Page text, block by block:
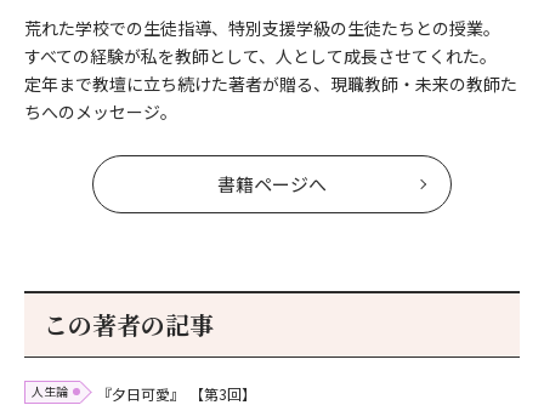
荒れた学校での生徒指導、特別支援学級の生徒たちとの授業。
すべての経験が私を教師として、人として成長させてくれた。
定年まで教壇に立ち続けた著者が贈る、現職教師・未来の教師た
ちへのメッセージ。
書籍ページへ
この著者の記事
人生論 『夕日可愛』 【第3回】